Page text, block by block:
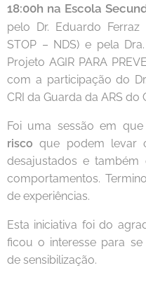
18:00h na Escola
pelo Dr. Eduardo
STOP – NDS) e pela
Projeto AGIR PARA
com a participação do
CRI da Guarda da ARS do
Foi uma sessão em
risco que podem levar
desajustados e também
comportamentos.
de experiências.
Esta iniciativa foi do
ficou o interesse para
de sensibilização.